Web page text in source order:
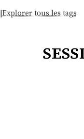
|Explorer tous les tags